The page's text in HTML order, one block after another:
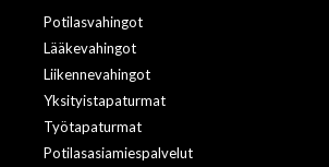
Potilasvahingot
Lääkevahingot
Liikennevahingot
Yksityistapaturmat
Työtapaturmat
Potilasasiamiespalvelut